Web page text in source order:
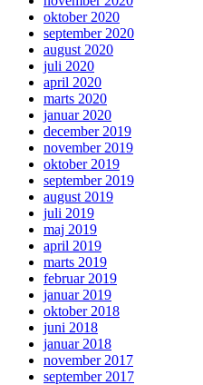
oktober 2020
september 2020
august 2020
juli 2020
april 2020
marts 2020
januar 2020
december 2019
november 2019
oktober 2019
september 2019
august 2019
juli 2019
maj 2019
april 2019
marts 2019
februar 2019
januar 2019
oktober 2018
juni 2018
januar 2018
november 2017
september 2017